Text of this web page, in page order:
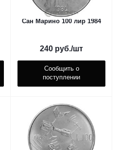
Сан Марино 100 лир 1984
240 руб./шт
Сообщить о
поступлении